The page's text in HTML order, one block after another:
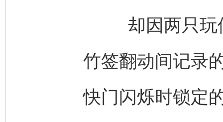
却因两只
竹签翻动间记录
快门闪烁时锁定